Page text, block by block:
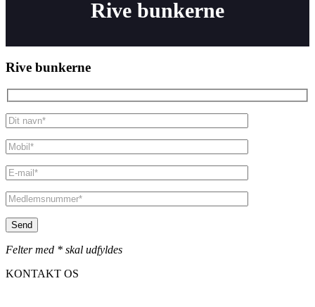
Rive bunkerne
Rive bunkerne
Felter med * skal udfyldes
KONTAKT OS